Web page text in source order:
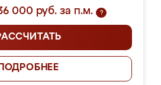
000 руб. за п.м.
?
ПОДРОБНЕЕ